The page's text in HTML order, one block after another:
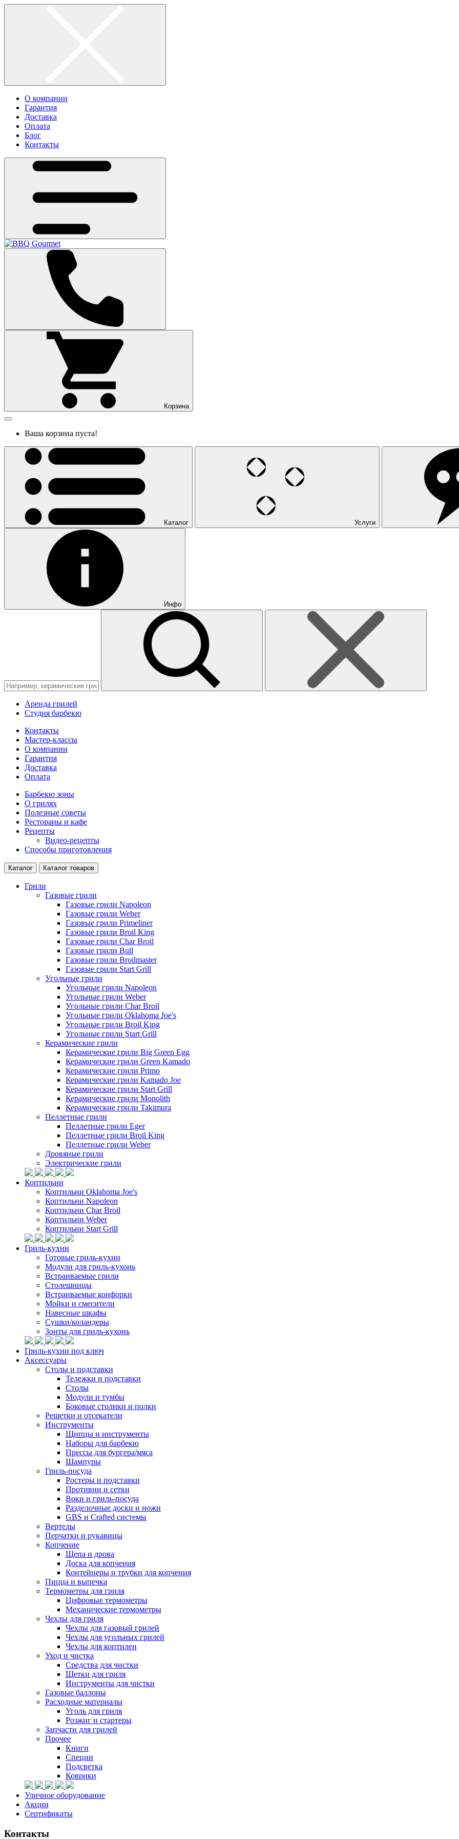
О компании
Гарантия
Доставка
Оплата
Блог
Контакты
Корзина
Ваша корзина пуста!
Каталог Услуги
Инфо
Аренда грилей
Студия барбекю
Контакты
Мастер-классы
О компании
Гарантия
Доставка
Оплата
Барбекю зоны
О грилях
Полезные советы
Рестораны и кафе
Рецепты
Видео-рецепты
Способы приготовления
Каталог Каталог товаров
Грили
Газовые грили
Газовые грили Napoleon
Газовые грили Weber
Газовые грили Primeliner
Газовые грили Broil King
Газовые грили Char Broil
Газовые грили Bull
Газовые грили Broilmaster
Газовые грили Start Grill
Угольные грили
Угольные грили Napoleon
Угольные грили Weber
Угольные грили Char Broil
Угольные грили Oklahoma Joe's
Угольные грили Broil King
Угольные грили Start Grill
Керамические грили
Керамические грили Big Green Egg
Керамические грили Green Kamado
Керамические грили Primo
Керамические грили Kamado Joe
Керамические грили Start Grill
Керамические грили Monolith
Керамические грили Takimura
Пеллетные грили
Пеллетные грили Eger
Пеллетные грили Broil King
Пеллетные грили Weber
Дровяные грили
Электрические грили
Коптильни
Коптильни Oklahoma Joe's
Коптильни Napoleon
Коптильни Char Broil
Коптильни Weber
Коптильни Start Grill
Гриль-кухни
Готовые гриль-кухни
Модули для гриль-кухонь
Встраиваемые грили
Столешницы
Встраиваемые конфорки
Мойки и смесители
Навесные шкафы
Сушки/коландеры
Зонты для гриль-кухонь
Гриль-кухни под ключ
Аксессуары
Столы и подставки
Тележки и подставки
Столы
Модули и тумбы
Боковые столики и полки
Решетки и отсекатели
Инструменты
Щипцы и инструменты
Наборы для барбекю
Прессы для бургера/мяса
Шампуры
Гриль-посуда
Ростеры и подставки
Противни и сетки
Воки и гриль-посуда
Разделочные доски и ножи
GBS и Crafted системы
Вертелы
Перчатки и рукавицы
Копчение
Щепа и дрова
Доска для копчения
Контейнеры и трубки для копчения
Пицца и выпечка
Термометры для гриля
Цифровые термометры
Механические термометры
Чехлы для гриля
Чехлы для газовый грилей
Чехлы для угольных грилей
Чехлы для коптилен
Уход и чистка
Средства для чистки
Щетки для гриля
Инструменты для чистки
Газовые баллоны
Расходные материалы
Уголь для гриля
Розжиг и стартеры
Запчасти для грилей
Прочее
Книги
Специи
Подсветка
Коврики
Уличное оборудование
Акции
Сертификаты
Контакты